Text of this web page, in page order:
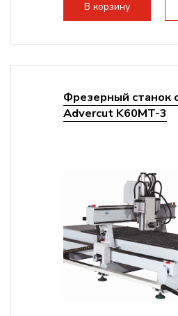
Цанговый патрон:ER32
В корзину
Фрезерный станок
Advercut K60MT-3